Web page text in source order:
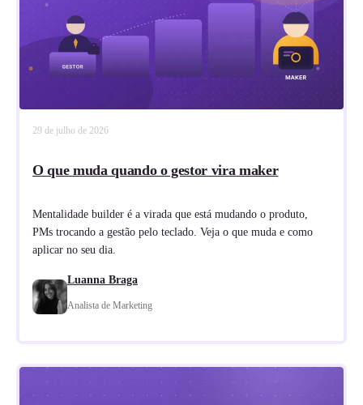
29 de julho de 2026
O que muda quando o gestor vira maker
Mentalidade builder é a virada que está mudando o produto,
PMs trocando a gestão pelo teclado. Veja o que muda e como
aplicar no seu dia.
Luanna Braga
Analista de Marketing